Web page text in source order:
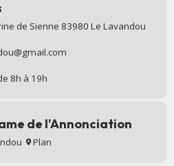
de Sienne 83980 Le Lavandou
8h à 19h
de l'Annonciation
Plan